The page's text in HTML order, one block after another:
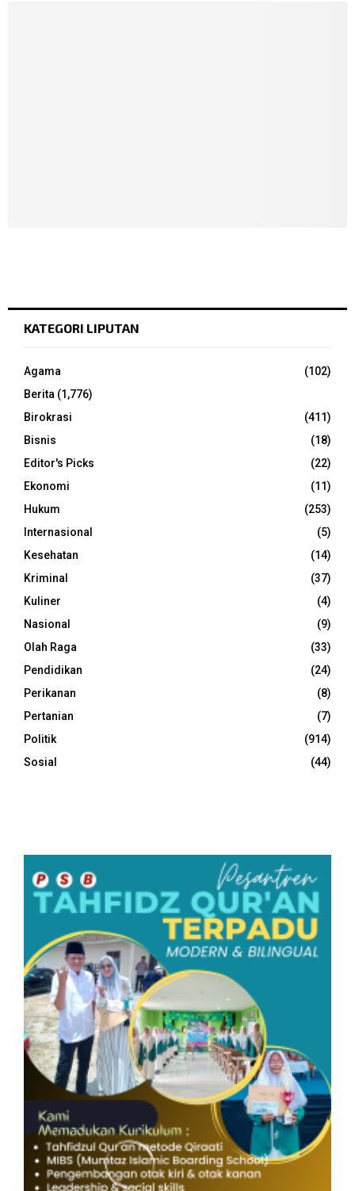
KATEGORI LIPUTAN
Agama
(102)
Berita (1,776)
Birokrasi
(411)
Bisnis
(18)
Editor's Picks
(22)
Ekonomi
(11)
Hukum
(253)
Internasional
(5)
Kesehatan
(14)
Kriminal
(37)
Kuliner
(4)
Nasional
(9)
Olah Raga
(33)
Pendidikan
(24)
Perikanan
(8)
Pertanian
(7)
Politik
(914)
Sosial
(44)